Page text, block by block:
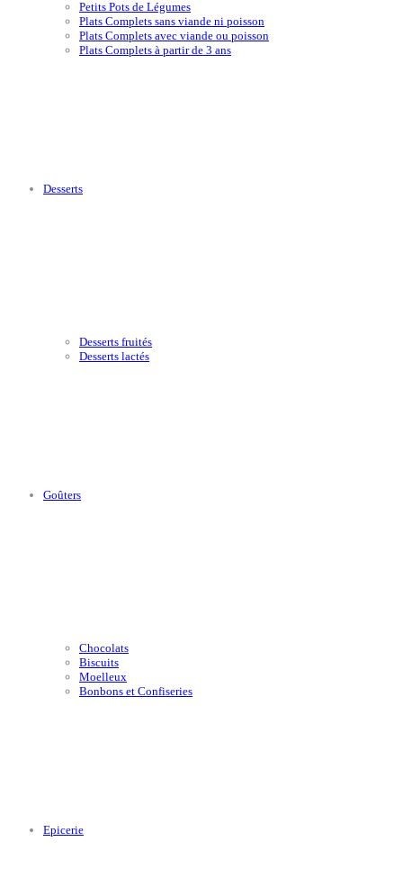
Petits Pots de Légumes
Plats Complets sans viande ni poisson
Plats Complets avec viande ou poisson
Plats Complets à partir de 3 ans
Desserts
Desserts fruités
Desserts lactés
Goûters
Chocolats
Biscuits
Moelleux
Bonbons et Confiseries
Epicerie